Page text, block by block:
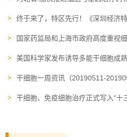
终于来了，特区先行！《深圳经济
布！（附全文）
国家药监局和上海市政府高度重视细
美国科学家发布诱导多能干细胞成
干细胞一周资讯（20190511-
干细胞、免疫细胞治疗正式写入“十